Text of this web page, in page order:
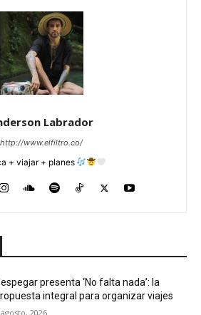
Labrador
http://www.elfiltro.co/
+ viajar + planes
presenta ‘No falta nada’: la
integral para organizar viajes
2026